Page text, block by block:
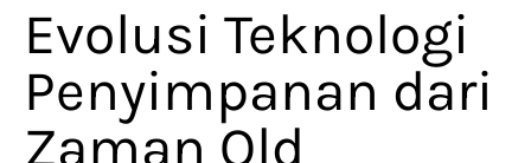
Evolusi Teknologi
Penyimpanan dari
Zaman Old